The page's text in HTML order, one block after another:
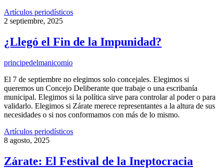
Artículos periodísticos
2 septiembre, 2025
¿Llegó el Fin de la Impunidad?
principedelmanicomio
El 7 de septiembre no elegimos solo concejales. Elegimos si
queremos un Concejo Deliberante que trabaje o una escribanía
municipal. Elegimos si la política sirve para controlar al poder o para
validarlo. Elegimos si Zárate merece representantes a la altura de sus
necesidades o si nos conformamos con más de lo mismo.
Artículos periodísticos
8 agosto, 2025
Zárate: El Festival de la Ineptocracia